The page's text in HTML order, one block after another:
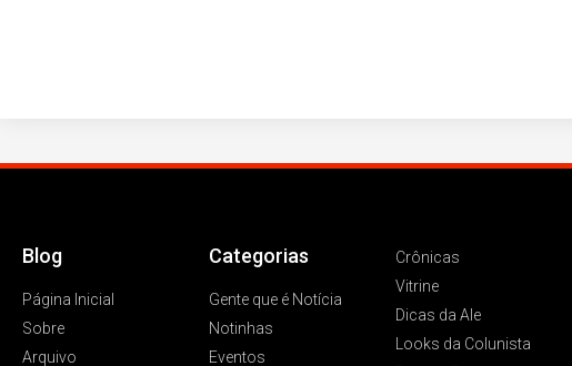
Blog
Página Inicial
Sobre
Arquivo
Categorias
Gente que é Notícia
Notinhas
Eventos
Crônicas
Vitrine
Dicas da Ale
Looks da Colunista